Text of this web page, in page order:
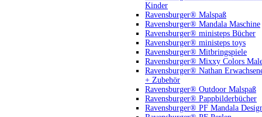
Kinder
Ravensburger® Malspaß
Ravensburger® Mandala Maschine
Ravensburger® ministeps Bücher
Ravensburger® ministeps toys
Ravensburger® Mitbringspiele
Ravensburger® Mixxy Colors
Ravensburger® Nathan
+ Zubehör
Ravensburger® Outdoor Malspaß
Ravensburger® Pappbilderbücher
Ravensburger® PF Mandala